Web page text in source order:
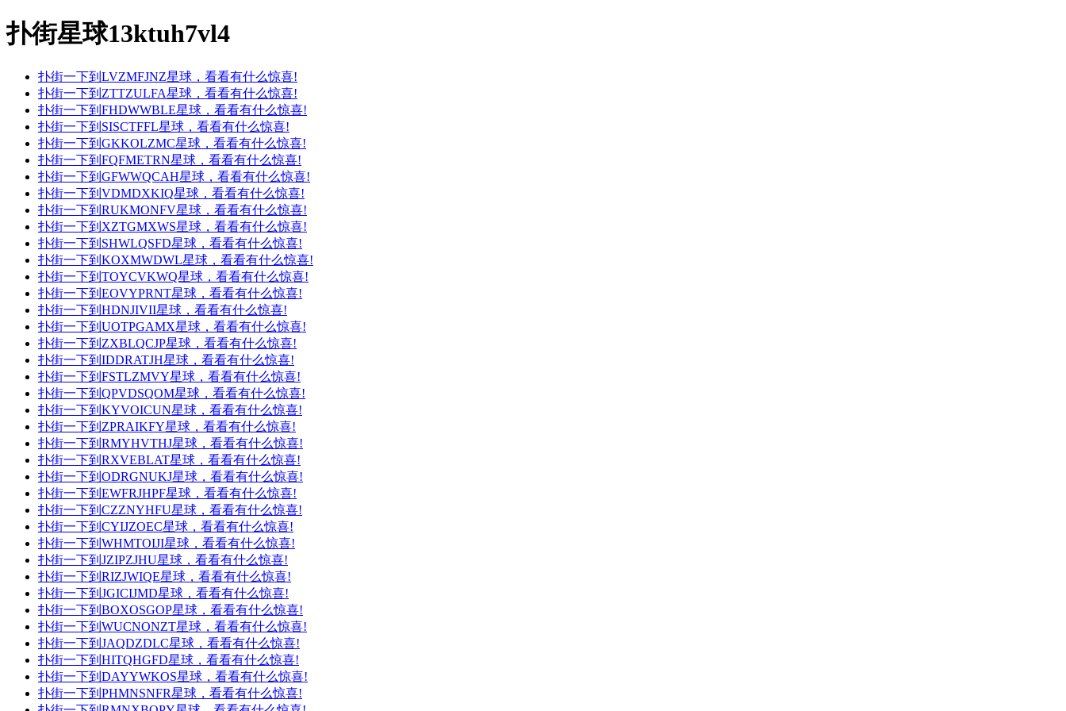
扑街星球13ktuh7vl4
扑街一下到LVZMFJNZ星球，看看有什么惊喜!
扑街一下到ZTTZULFA星球，看看有什么惊喜!
扑街一下到FHDWWBLE星球，看看有什么惊喜!
扑街一下到SISCTFFL星球，看看有什么惊喜!
扑街一下到GKKOLZMC星球，看看有什么惊喜!
扑街一下到FQFMETRN星球，看看有什么惊喜!
扑街一下到GFWWQCAH星球，看看有什么惊喜!
扑街一下到VDMDXKIQ星球，看看有什么惊喜!
扑街一下到RUKMONFV星球，看看有什么惊喜!
扑街一下到XZTGMXWS星球，看看有什么惊喜!
扑街一下到SHWLQSFD星球，看看有什么惊喜!
扑街一下到KOXMWDWL星球，看看有什么惊喜!
扑街一下到TOYCVKWQ星球，看看有什么惊喜!
扑街一下到EOVYPRNT星球，看看有什么惊喜!
扑街一下到HDNJIVII星球，看看有什么惊喜!
扑街一下到UOTPGAMX星球，看看有什么惊喜!
扑街一下到ZXBLQCJP星球，看看有什么惊喜!
扑街一下到IDDRATJH星球，看看有什么惊喜!
扑街一下到FSTLZMVY星球，看看有什么惊喜!
扑街一下到QPVDSQOM星球，看看有什么惊喜!
扑街一下到KYVOICUN星球，看看有什么惊喜!
扑街一下到ZPRAIKFY星球，看看有什么惊喜!
扑街一下到RMYHVTHJ星球，看看有什么惊喜!
扑街一下到RXVEBLAT星球，看看有什么惊喜!
扑街一下到ODRGNUKJ星球，看看有什么惊喜!
扑街一下到EWFRJHPF星球，看看有什么惊喜!
扑街一下到CZZNYHFU星球，看看有什么惊喜!
扑街一下到CYIJZOEC星球，看看有什么惊喜!
扑街一下到WHMTOIJI星球，看看有什么惊喜!
扑街一下到JZIPZJHU星球，看看有什么惊喜!
扑街一下到RIZJWIQE星球，看看有什么惊喜!
扑街一下到JGICIJMD星球，看看有什么惊喜!
扑街一下到BOXOSGOP星球，看看有什么惊喜!
扑街一下到WUCNONZT星球，看看有什么惊喜!
扑街一下到JAQDZDLC星球，看看有什么惊喜!
扑街一下到HITQHGFD星球，看看有什么惊喜!
扑街一下到DAYYWKOS星球，看看有什么惊喜!
扑街一下到PHMNSNFR星球，看看有什么惊喜!